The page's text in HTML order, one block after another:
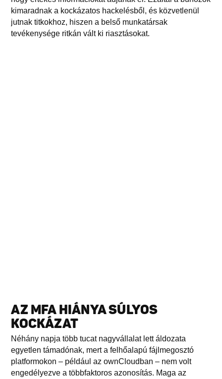
kimaradnak a kockázatos hackelésből, és közvetlenül
jutnak titkokhoz, hiszen a belső munkatársak
tevékenysége ritkán vált ki riasztásokat.
AZ MFA HIÁNYA SÚLYOS
KOCKÁZAT
Néhány napja több tucat nagyvállalat lett áldozata
egyetlen támadónak, mert a felhőalapú fájlmegosztó
platformokon – például az ownCloudban – nem volt
engedélyezve a többfaktoros azonosítás. Maga az